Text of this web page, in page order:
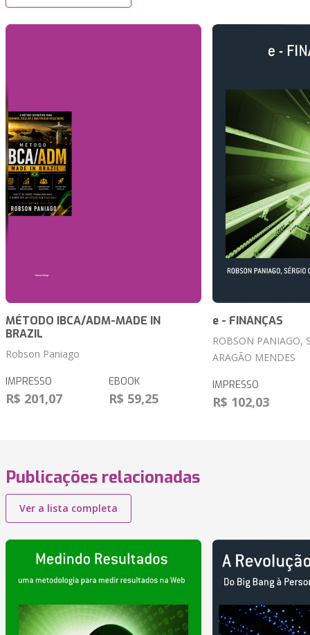
MÉTODO IBCA/ADM-MADE IN
BRAZIL
Robson Paniago
IMPRESSO
R$ 201,07
EBOOK
R$ 59,25
e - FINANÇAS
ROBSON PANIAGO,
ARAGÃO MENDES
IMPRESSO
R$ 102,03
Publicações relacionadas
Ver a lista completa